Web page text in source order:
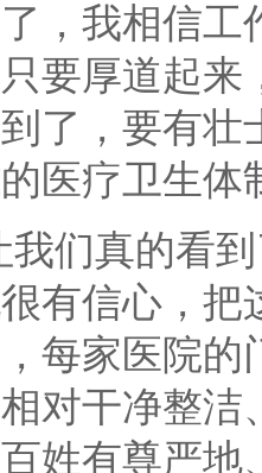
，我相信
要厚道起
了，要有
医疗卫生体
我们真的看
有信心，
每家医院
对干净整
姓有尊严